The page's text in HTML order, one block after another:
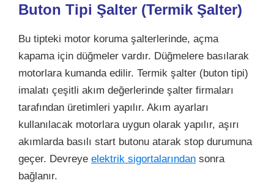
Buton Tipi Şalter (Termik Şalter)
Bu tipteki motor koruma şalterlerinde, açma
kapama için düğmeler vardır. Düğmelere basılarak
motorlara kumanda edilir. Termik şalter (buton tipi)
imalatı çeşitli akım değerlerinde şalter firmaları
tarafından üretimleri yapılır. Akım ayarları
kullanılacak motorlara uygun olarak yapılır, aşırı
akımlarda basılı start butonu atarak stop durumuna
geçer. Devreye elektrik sigortalarından sonra
bağlanır.